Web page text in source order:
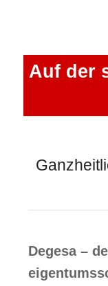
Auf der
Degesa –